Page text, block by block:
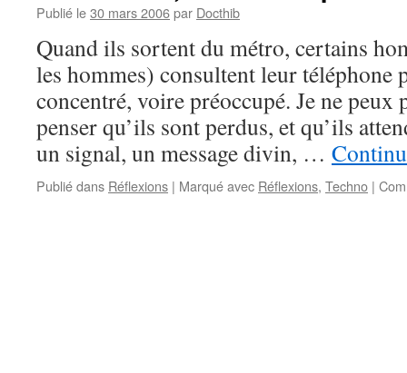
Publié le30 mars 2006par Docthib
Quand ils sortent du métro, certains
les hommes) consultent leur téléphone
concentré, voire préoccupé. Je ne peux
penser qu’ils sont perdus, et qu’ils
un signal, un message divin, …
Publié dans Réflexions | Marqué avec Réflexions, Techno |